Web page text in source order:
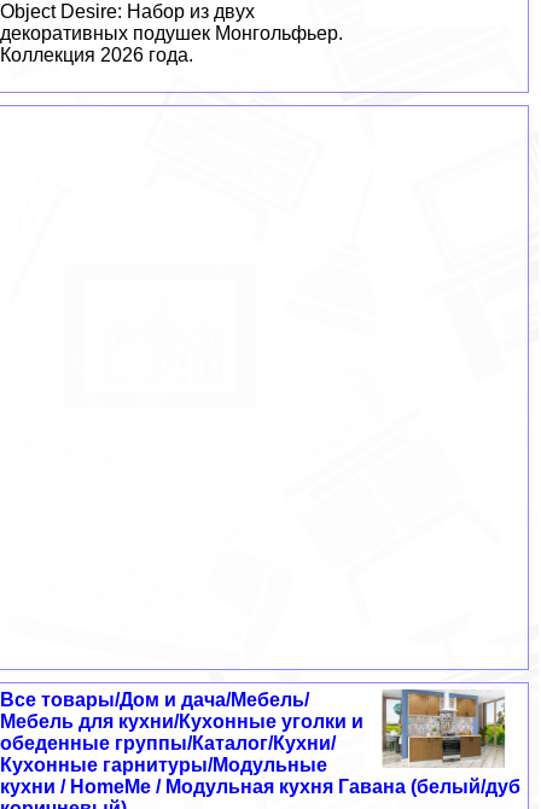
Object Desire: Набор из двух
декоративных подушек Монгольфьер.
Коллекция 2026 года.
Все товары/Дом и дача/Мебель/
Мебель для кухни/Кухонные уголки и
обеденные группы/Каталог/Кухни/
Кухонные гарнитуры/Модульные
кухни / HomeMe / Модульная кухня Гавана (белый/дуб